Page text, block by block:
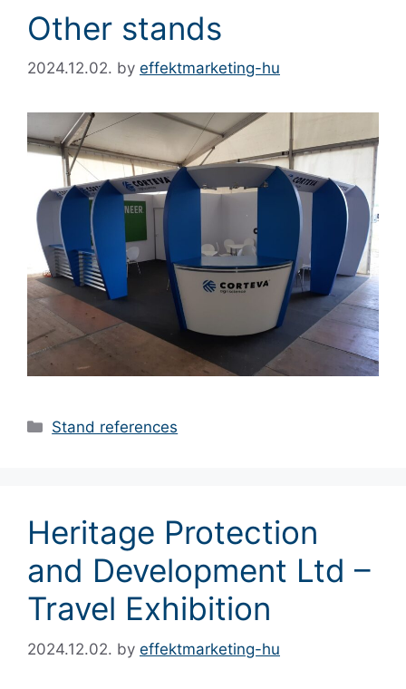
Other stands
2024.12.02. by effektmarketing-hu
Stand references
Heritage Protection
and Development Ltd –
Travel Exhibition
2024.12.02. by effektmarketing-hu